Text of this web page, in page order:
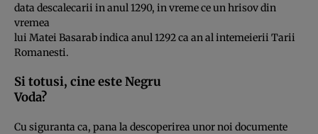
data descalecarii in anul 1290, in vreme ce un hrisov din
vremea
lui Matei Basarab indica anul 1292 ca an al intemeierii Tarii
Romanesti.
Si totusi, cine este Negru
Voda?
Cu siguranta ca, pana la descoperirea unor noi documente